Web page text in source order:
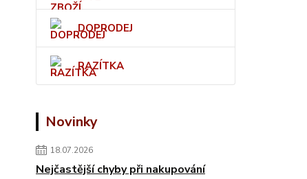
DOPRODEJ
RAZÍTKA
Novinky
18.07.2026
Nejčastější chyby při nakupování